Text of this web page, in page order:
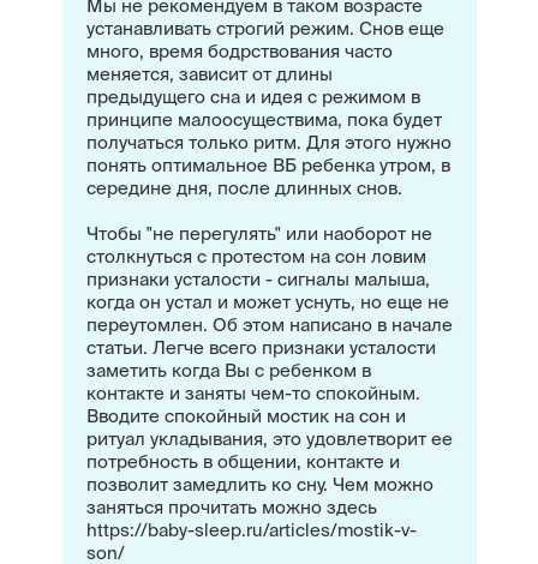
Мы не рекомендуем в таком возрасте
устанавливать строгий режим. Снов еще
много, время бодрствования часто
меняется, зависит от длины
предыдущего сна и идея с режимом в
принципе малоосуществима, пока будет
получаться только ритм. Для этого нужно
понять оптимальное ВБ ребенка утром, в
середине дня, после длинных снов.
Чтобы "не перегулять" или наоборот не
столкнуться с протестом на сон ловим
признаки усталости - сигналы малыша,
когда он устал и может уснуть, но еще не
переутомлен. Об этом написано в начале
статьи. Легче всего признаки усталости
заметить когда Вы с ребенком в
контакте и заняты чем-то спокойным.
Вводите спокойный мостик на сон и
ритуал укладывания, это удовлетворит ее
потребность в общении, контакте и
позволит замедлить ко сну. Чем можно
заняться прочитать можно здесь
https://baby-sleep.ru/articles/mostik-v-
son/